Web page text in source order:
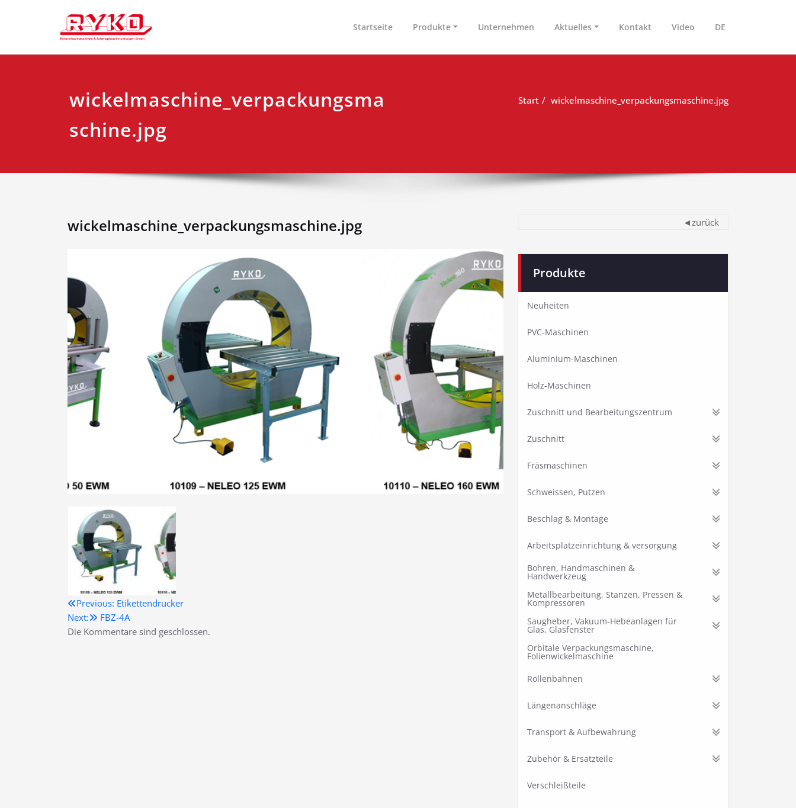
Startseite Produkte Unternehmen Aktuelles Kontakt Video DE
wickelmaschine_verpackungsma
schine.jpg
Start wickelmaschine_verpackungsmaschine.jpg
wickelmaschine_verpackungsmaschine.jpg
Beitragsnavigation
Previous: Etikettendrucker
Next:
FBZ-4A
Die Kommentare sind geschlossen.
◄zurück
Produkte
Neuheiten
PVC-Maschinen
Aluminium-Maschinen
Holz-Maschinen
Zuschnitt und Bearbeitungszentrum
Zuschnitt
Fräsmaschinen
Schweissen, Putzen
Beschlag & Montage
Arbeitsplatzeinrichtung & versorgung
Bohren, Handmaschinen &
Handwerkzeug
Metallbearbeitung, Stanzen, Pressen &
Kompressoren
Saugheber, Vakuum-Hebeanlagen für
Glas, Glasfenster
Orbitale Verpackungsmaschine,
Folienwickelmaschine
Rollenbahnen
Längenanschläge
Transport & Aufbewahrung
Zubehör & Ersatzteile
Verschleißteile